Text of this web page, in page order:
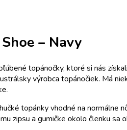
– Navy
topánočky, ktoré si nás
výrobca topánočiek. Má
topánky vhodné na
zipsu a gumičke okolo členku